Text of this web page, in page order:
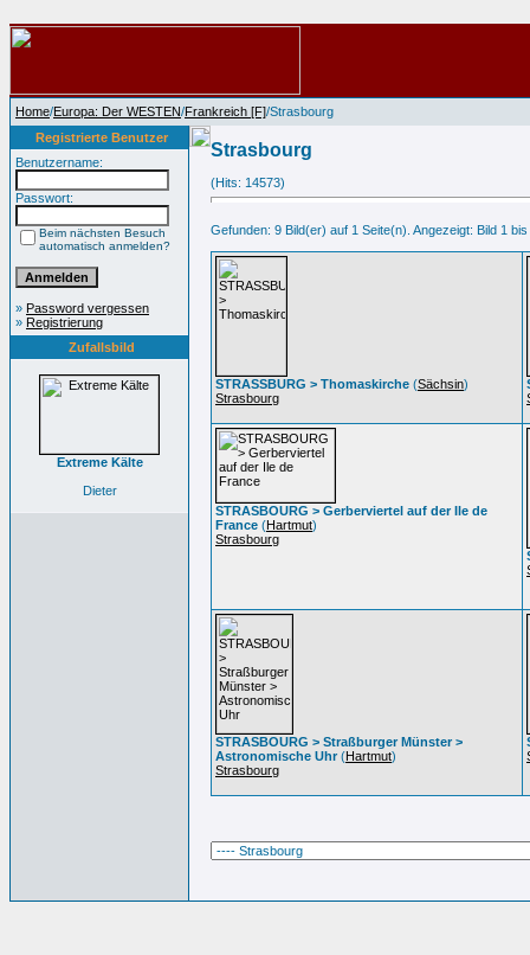
Home/Europa: Der WESTEN/Frankreich [F]/Strasbourg
Registrierte Benutzer
Benutzername:
Passwort:
Beim nächsten Besuch
automatisch anmelden?
» Password vergessen
» Registrierung
Zufallsbild
Extreme Kälte
Dieter
Strasbourg
(Hits: 14573)
Gefunden: 9 Bild(er) auf 1 Seite(n). Angezeigt: Bild 1 bis
STRASSBURG > Thomaskirche (Sächsin)
Strasbourg
STRASBOURG > Gerberviertel auf der Ile de
France (Hartmut)
Strasbourg
STRASBOURG > Straßburger Münster >
Astronomische Uhr(Hartmut)
Strasbourg